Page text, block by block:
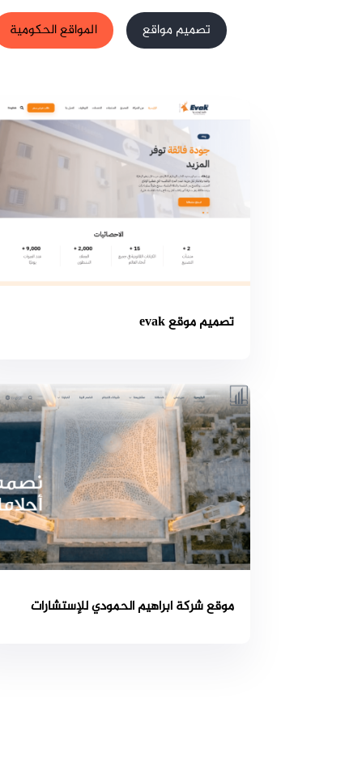
تصميم مواقع المواقع الحكومية
تصميم موقع evak
موقع شركة ابراهيم الحمودي للإستشارات